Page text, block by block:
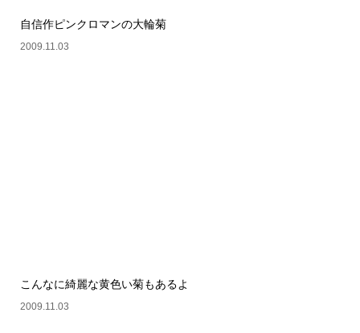
自信作ピンクロマンの大輪菊
2009.11.03
こんなに綺麗な黄色い菊もあるよ
2009.11.03